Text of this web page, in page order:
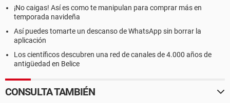
¡No caigas! Así es como te manipulan para comprar más en
temporada navideña
Así puedes tomarte un descanso de WhatsApp sin borrar la
aplicación
Los científicos descubren una red de canales de 4.000 años de
antigüedad en Belice
CONSULTA TAMBIÉN